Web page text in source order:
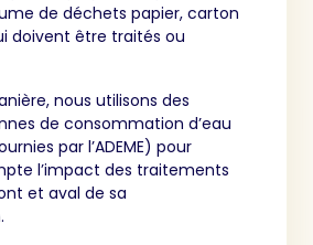
de déchets papier, carton
doivent être traités ou
nous utilisons des
de consommation d’eau
par l’ADEME) pour
l’impact des traitements
et aval de sa